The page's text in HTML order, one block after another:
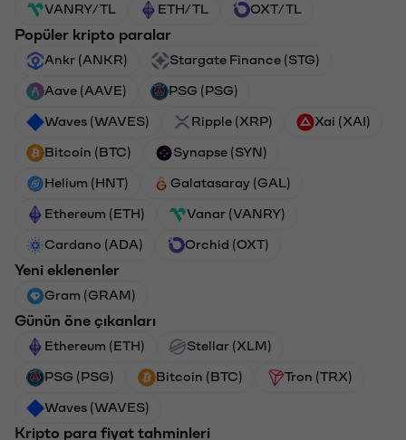
VANRY/TL ETH/TL OXT/TL
Popüler kripto paralar
Ankr (ANKR) Stargate Finance (STG)
Aave (AAVE) PSG (PSG)
Waves (WAVES) Ripple (XRP) Xai (XAI)
Bitcoin (BTC) Synapse (SYN)
Helium (HNT) Galatasaray (GAL)
Ethereum (ETH) Vanar (VANRY)
Cardano (ADA) Orchid (OXT)
Yeni eklenenler
Gram (GRAM)
Günün öne çıkanları
Ethereum (ETH) Stellar (XLM)
PSG (PSG) Bitcoin (BTC) Tron (TRX)
Waves (WAVES)
Kripto para fiyat tahminleri